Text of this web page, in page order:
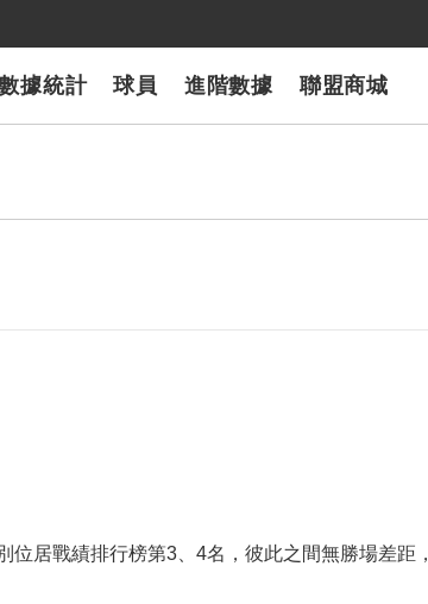
據統計 球員 進階數據 聯盟商城
居戰績排行榜第3、4名，彼此之間無勝場差距